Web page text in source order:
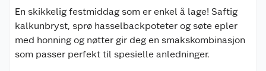
En skikkelig festmiddag som er enkel å lage! Saftig
kalkunbryst, sprø hasselbackpoteter og søte epler
med honning og nøtter gir deg en smakskombinasjon
som passer perfekt til spesielle anledninger.